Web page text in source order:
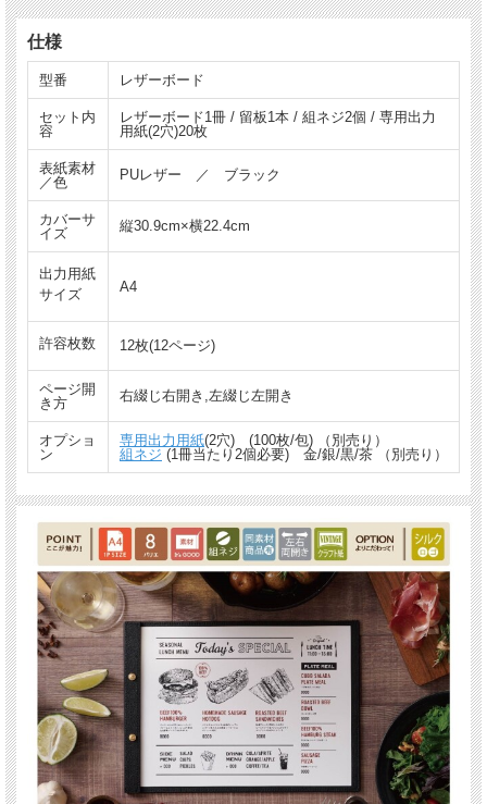
■ロゴ印刷（オプション）
お客様の店名をロゴ印刷(シルク印刷 / 26,400円～)することができます。
ご希望されない場合は「無地」となります。
※ロゴ印刷は合計金額に合算されませんので、追ってご連絡いたします。
仕様
型番 レザーボード
セット内
容
レザーボード1冊 / 留板1本 / 組ネジ2個 / 専用出力
用紙(2穴)20枚
表紙素材
／色
PUレザー ／ ブラック
カバーサ
イズ
縦30.9cm×横22.4cm
出力用紙
サイズ
A4
許容枚数 12枚(12ページ)
ページ開
き方
右綴じ右開き,左綴じ左開き
オプショ
ン
専用出力用紙(2穴) (100枚/包) （別売り）
組ネジ (1冊当たり2個必要) 金/銀/黒/茶 （別売り）